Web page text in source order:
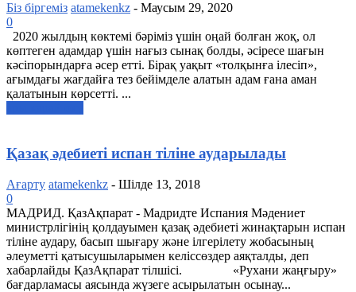
Біз біргеміз atamekenkz - Маусым 29, 2020
0
2020 жылдың көктемі бәріміз үшін оңай болған жоқ, ол
көптеген адамдар үшін нағыз сынақ болды, әсіресе шағын
кәсіпорындарға әсер етті. Бірақ уақыт «толқынға ілесіп»,
ағымдағы жағдайға тез бейімделе алатын адам ғана аман
қалатынын көрсетті. ...
Қазақ әдебиеті испан тіліне аударылады
Ағарту atamekenkz - Шілде 13, 2018
0
МАДРИД. ҚазАқпарат - Мадридте Испания Мәдениет
министрлігінің қолдауымен қазақ әдебиеті жинақтарын испан
тіліне аудару, басып шығару және ілгерілету жобасының
әлеуметті қатысушыларымен келіссөздер аяқталды, деп
хабарлайды ҚазАқпарат тілшісі. «Рухани жаңғыру»
бағдарламасы аясында жүзеге асырылатын осынау...